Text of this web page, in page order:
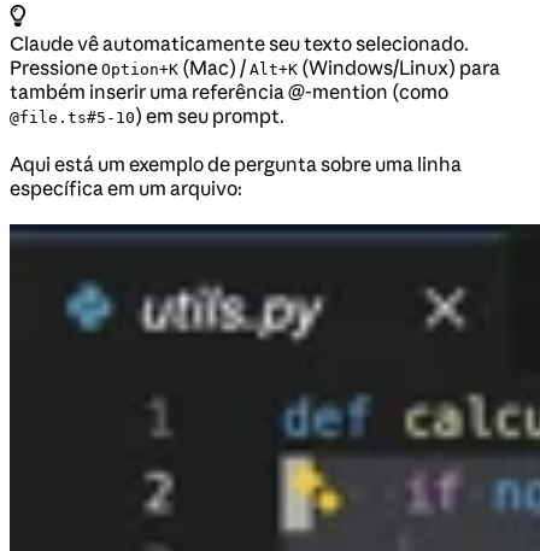
Claude vê automaticamente seu texto selecionado.
Pressione Option+K (Mac) / Alt+K (Windows/Linux) para
também inserir uma referência @-mention (como
@file.ts#5-10) em seu prompt.
Aqui está um exemplo de pergunta sobre uma linha
específica em um arquivo: